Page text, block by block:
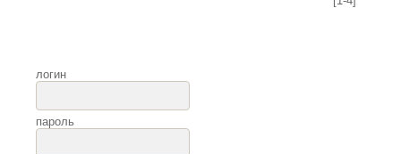
логин
пароль